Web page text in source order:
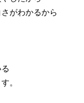
がわかるから
。